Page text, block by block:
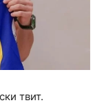
твит.